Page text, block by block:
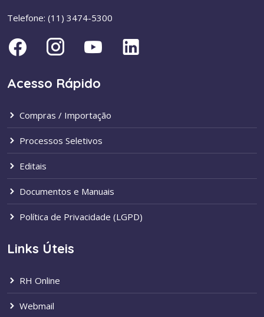
Telefone: (11) 3474-5300
Acesso Rápido
Compras / Importação
Processos Seletivos
Editais
Documentos e Manuais
Política de Privacidade (LGPD)
Links Úteis
RH Online
Webmail